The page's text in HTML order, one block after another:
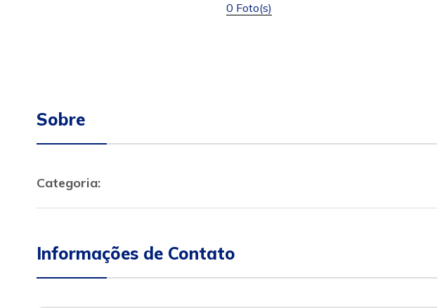
0 Foto(s)
Sobre
Categoria:
Informações de Contato